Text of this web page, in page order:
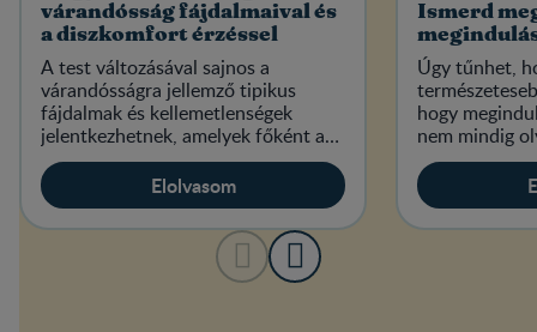
várandósság fájdalmaival és
a diszkomfort érzéssel
A test változásával sajnos a
várandósságra jellemző tipikus
fájdalmak és kellemetlenségek
jelentkezhetnek, amelyek főként a
hátat, a lábakat és a lábfejet érintik.
Elolvasom
Ismerd
Úgy tűnhet,
hogy
nem mindig
ahogy a
leggyakoribb